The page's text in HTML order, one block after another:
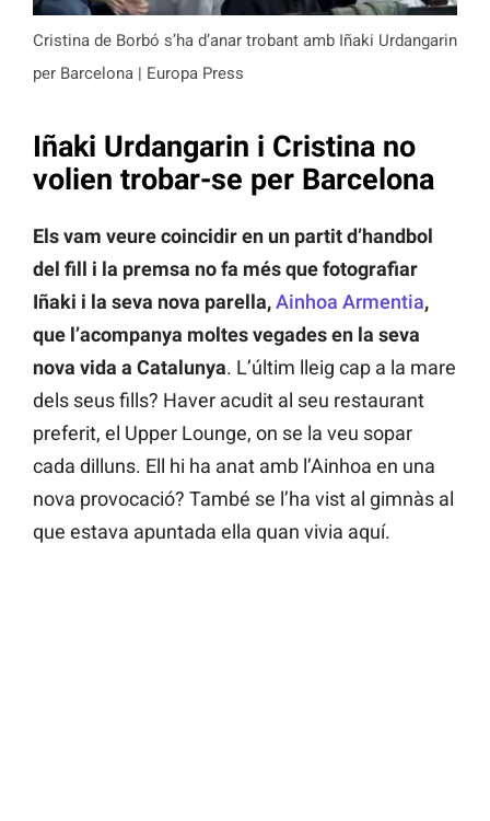
Cristina de Borbó s’ha d’anar trobant amb Iñaki Urdangarin
per Barcelona | Europa Press
Iñaki Urdangarin i Cristina no
volien trobar-se per Barcelona
Els vam veure coincidir en un partitd’handbol
del fill i la premsa no fa més que fotografiar
Iñaki i la seva nova parella,Ainhoa Armentia,
que l’acompanya moltes vegades en la seva
nova vida a Catalunya. L’últim lleig cap a la mare
dels seus fills? Haver acudit al seu restaurant
preferit, el Upper Lounge, on se la veu sopar
cada dilluns. Ell hi ha anat amb l’Ainhoa en una
nova provocació? També se l’ha vist al gimnàs al
que estava apuntada ella quan vivia aquí.